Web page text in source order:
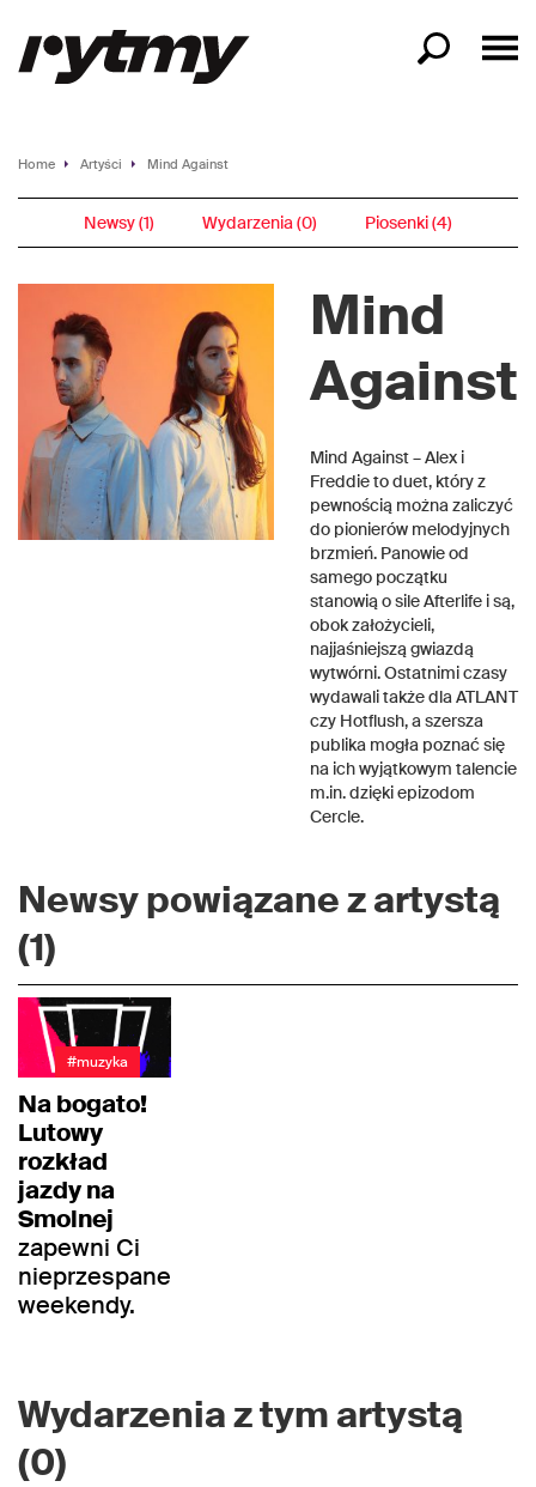
Home Artyści Mind Against
Newsy (1) Wydarzenia (0) Piosenki (4)
Mind
Against
Mind Against – Alex i
Freddie to duet, który z
pewnością można zaliczyć
do pionierów melodyjnych
brzmień. Panowie od
samego początku
stanowią o sile Afterlife i są,
obok założycieli,
najjaśniejszą gwiazdą
wytwórni. Ostatnimi czasy
wydawali także dla ATLANT
czy Hotflush, a szersza
publika mogła poznać się
na ich wyjątkowym talencie
m.in. dzięki epizodom
Cercle.
Newsy powiązane z artystą
(1)
#muzyka
Na bogato!
Lutowy
rozkład
jazdy na
Smolnej
zapewni Ci
nieprzespane
weekendy.
Wydarzenia z tym artystą
(0)